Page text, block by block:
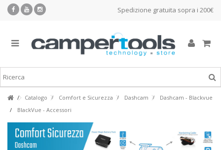
Spedizione gratuita sopra i 200€
Catalogo Comfort e Sicurezza Dashcam
Dashcam - Blackvue
BlackVue - Accessori